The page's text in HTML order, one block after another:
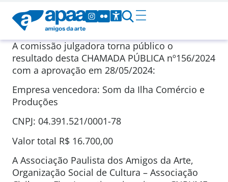
A comissão julgadora torna público o
resultado desta CHAMADA PÚBLICA nº156/2024
com a aprovação em 28/05/2024:
Empresa vencedora: Som da Ilha Comércio e
Produções
CNPJ: 04.391.521/0001-78
Valor total R$ 16.700,00
A Associação Paulista dos Amigos da Arte,
Organização Social de Cultura – Associação